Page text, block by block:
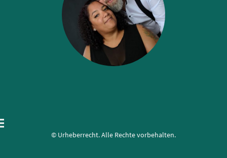
© Urheberrecht. Alle Rechte vorbehalten.